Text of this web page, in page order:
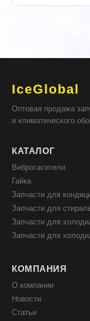
IceGlobal
Оптовая продажа
и климатического
КАТАЛОГ
Виброгасители
Гайка
Запчасти для
Запчасти для
Запчасти для
Запчасти для
КОМПАНИЯ
О компании
Новости
Статьи